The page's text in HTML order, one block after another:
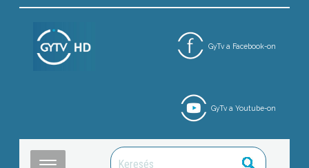
GyTv a Facebook-on
GyTv a Youtube-on